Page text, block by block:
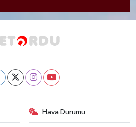
Hava Durumu